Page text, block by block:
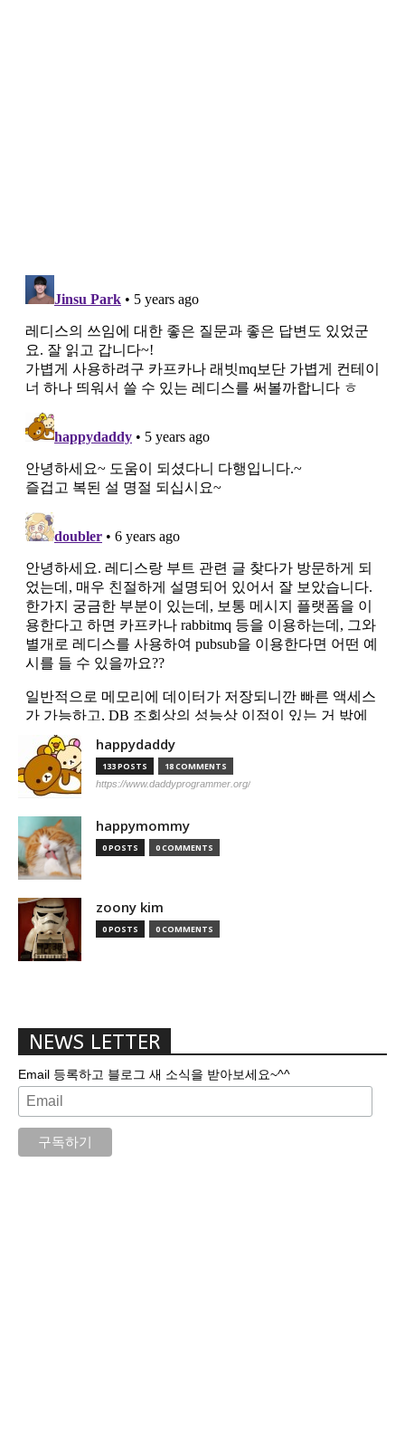
happydaddy
133 POSTS 18 COMMENTS
https://www.daddyprogrammer.org/
happymommy
0 POSTS 0 COMMENTS
zoony kim
0 POSTS 0 COMMENTS
NEWS LETTER
Email 등록하고 블로그 새 소식을 받아보세요~^^